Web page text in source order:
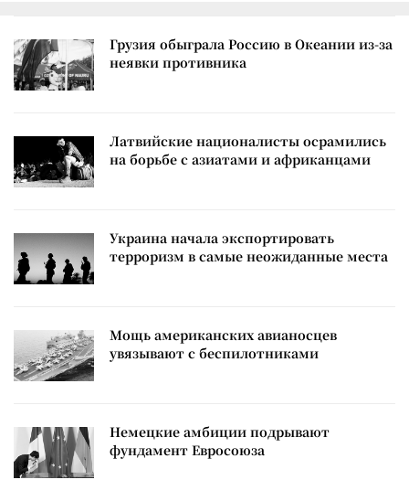
Грузия обыграла Россию в Океании из-за
неявки противника
Латвийские националисты осрамились
на борьбе с азиатами и африканцами
Украина начала экспортировать
терроризм в самые неожиданные места
Мощь американских авианосцев
увязывают с беспилотниками
Немецкие амбиции подрывают
фундамент Евросоюза